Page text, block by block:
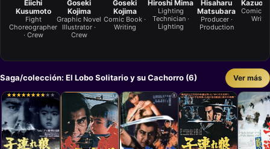
Eiichi
Kusumoto
Fight
Choreographer
· Crew
Goseki
Kojima
Graphic Novel
Illustrator ·
Crew
Goseki
Kojima
Comic Book ·
Writing
Hiroshi Mima
Lighting
Technician ·
Lighting
Hisaharu
Matsubara
Producer ·
Production
Kazuo
Comic
Saga/colección: El Lobo Solitario y su Cachorro (6) Ver más
★
★★
★★
★★
★★
★★
★★
★★
★★
★ ★
★